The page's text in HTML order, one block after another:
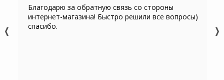
Благодарю за обратную связь со стороны
интернет-магазина! Быстро решили все вопросы)
спасибо.